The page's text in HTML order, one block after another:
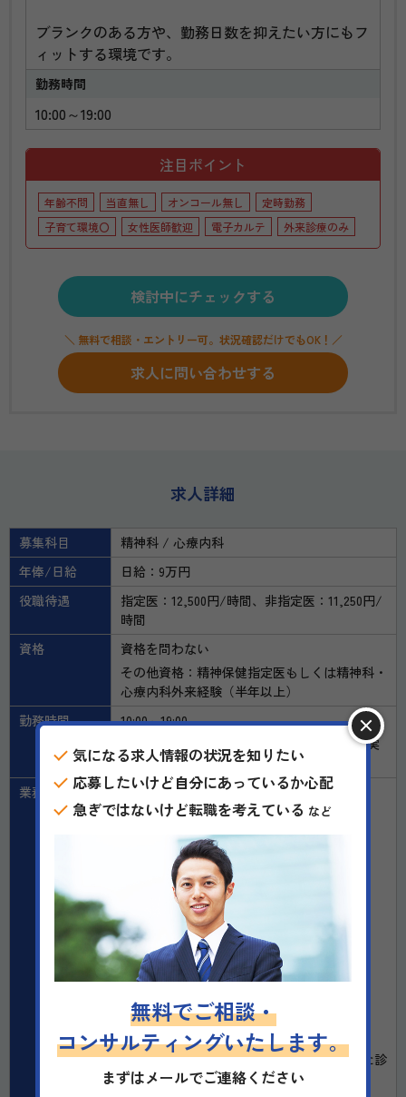
ブランクのある方や、勤務日数を抑えたい方にもフ
ィットする環境です。
勤務時間
10:00～19:00
注目ポイント
年齢不問 当直無し オンコール無し
定時勤務
子育て環境〇
女性医師歓迎 電子カルテ 外来診療のみ
検討中にチェックする
＼ 無料で相談・エントリー可。状況確認だけでもOK！／
求人に問い合わせする
求人詳細
募集科目 精神科
心療内科
年俸/日給
日給：9万円
役職待遇
指定医：12,500円/時間、非指定医：11,250円/
時間
資格
資格を問わない
その他資格：精神保健指定医もしくは精神科・
心療内科外来経験（半年以上）
勤務時間
10:00～19:00
その他：土曜日勤務、休憩：14時-15時/1日実
働8時間 ※半日勤務・時短勤務ご相談可能
業務内容
業務内容
■ 外来診療（完全予約制）
・事前WEB問診あり
・診療に集中しやすい環境
■ 主な疾患（軽症中心）
・適応障害（約53％）
・うつ状態／不安神経症／不眠症 ほか
■ 患者層
・20～40代が中心
・女性比率やや高め
診療フローが整っており、無理なく安定した診
療が可能です。
気になる求人情報の状況を知りたい
応募したいけど自分にあっているか心配
急ぎではないけど転職を考えている など
無料でご相談・
コンサルティングいたします。
まずはメールでご連絡ください